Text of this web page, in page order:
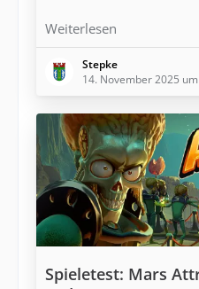
Weiterlesen
Stepke
14. November 2025
Spieletest: Mars